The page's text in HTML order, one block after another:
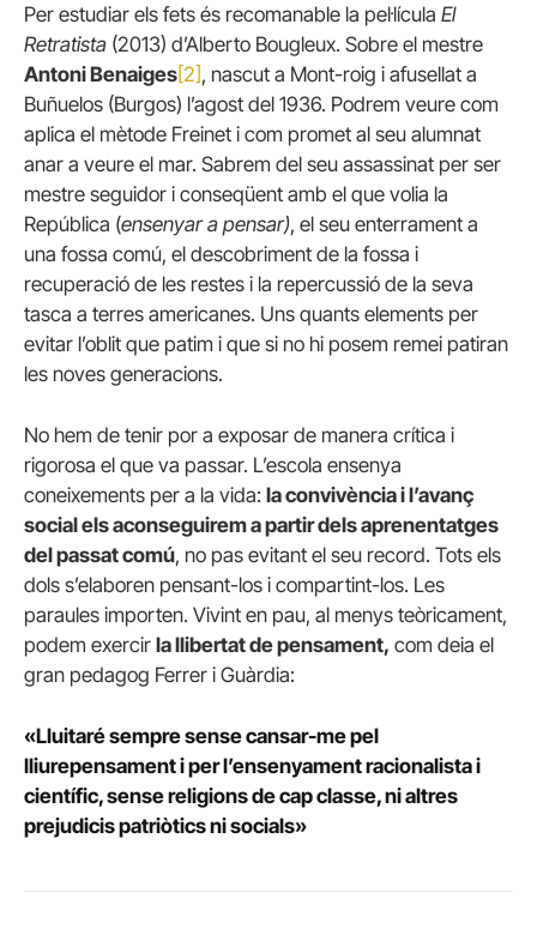
Per estudiar els fets és recomanable la pel·lícula El
Retratista (2013) d’Alberto Bougleux. Sobre el mestre
Antoni Benaiges[2], nascut a Mont-roig i afusellat a
Buñuelos (Burgos) l’agost del 1936. Podrem veure com
aplica el mètode Freinet i com promet al seu alumnat
anar a veure el mar. Sabrem del seu assassinat per ser
mestre seguidor i conseqüent amb el que volia la
República (ensenyar a pensar), el seu enterrament a
una fossa comú, el descobriment de la fossa i
recuperació de les restes i la repercussió de la seva
tasca a terres americanes. Uns quants elements per
evitar l’oblit que patim i que si no hi posem remei patiran
les noves generacions.
No hem de tenir por a exposar de manera crítica i
rigorosa el que va passar. L’escola ensenya
coneixements per a la vida: la convivència i l’avanç
social els aconseguirem a partir dels aprenentatges
del passat comú, no pas evitant el seu record. Tots els
dols s’elaboren pensant-los i compartint-los. Les
paraules importen. Vivint en pau, al menys teòricament,
podem exercir la llibertat de pensament, com deia el
gran pedagog Ferrer i Guàrdia:
«Lluitaré sempre sense cansar-me pel
lliurepensament i per l’ensenyament racionalista i
científic, sense religions de cap classe, ni altres
prejudicis patriòtics ni socials»